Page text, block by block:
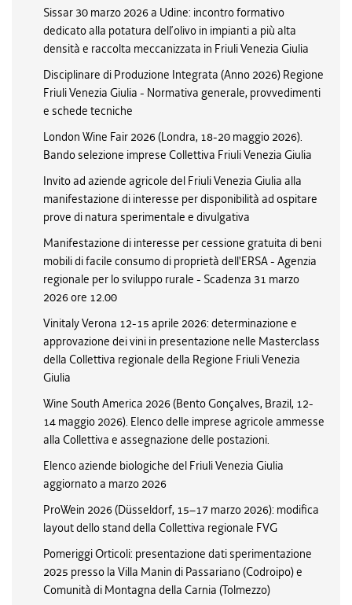
Sissar 30 marzo 2026 a Udine: incontro formativo
dedicato alla potatura dell’olivo in impianti a più alta
densità e raccolta meccanizzata in Friuli Venezia Giulia
Disciplinare di Produzione Integrata (Anno 2026) Regione
Friuli Venezia Giulia - Normativa generale, provvedimenti
e schede tecniche
London Wine Fair 2026 (Londra, 18-20 maggio 2026).
Bando selezione imprese Collettiva Friuli Venezia Giulia
Invito ad aziende agricole del Friuli Venezia Giulia alla
manifestazione di interesse per disponibilità ad ospitare
prove di natura sperimentale e divulgativa
Manifestazione di interesse per cessione gratuita di beni
mobili di facile consumo di proprietà dell'ERSA - Agenzia
regionale per lo sviluppo rurale - Scadenza 31 marzo
2026 ore 12.00
Vinitaly Verona 12-15 aprile 2026: determinazione e
approvazione dei vini in presentazione nelle Masterclass
della Collettiva regionale della Regione Friuli Venezia
Giulia
Wine South America 2026 (Bento Gonçalves, Brazil, 12-
14 maggio 2026). Elenco delle imprese agricole ammesse
alla Collettiva e assegnazione delle postazioni.
Elenco aziende biologiche del Friuli Venezia Giulia
aggiornato a marzo 2026
ProWein 2026 (Düsseldorf, 15–17 marzo 2026): modifica
layout dello stand della Collettiva regionale FVG
Pomeriggi Orticoli: presentazione dati sperimentazione
2025 presso la Villa Manin di Passariano (Codroipo) e
Comunità di Montagna della Carnia (Tolmezzo)